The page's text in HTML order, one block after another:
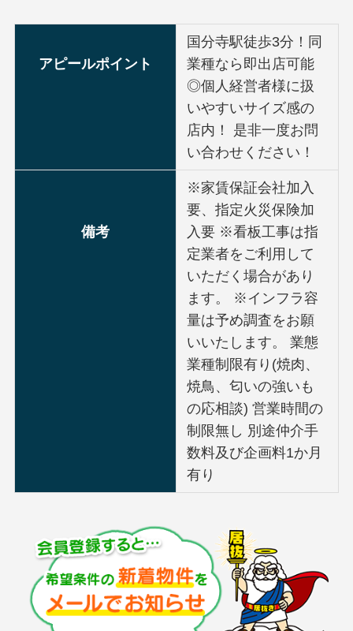
アピールポイント
国分寺駅徒歩3分！同
業種なら即出店可能
◎個人経営者様に扱
いやすいサイズ感の
店内！ 是非一度お問
い合わせください！
備考
※家賃保証会社加入
要、指定火災保険加
入要 ※看板工事は指
定業者をご利用して
いただく場合があり
ます。 ※インフラ容
量は予め調査をお願
いいたします。 業態
業種制限有り(焼肉、
焼鳥、匂いの強いも
の応相談) 営業時間の
制限無し 別途仲介手
数料及び企画料1か月
有り